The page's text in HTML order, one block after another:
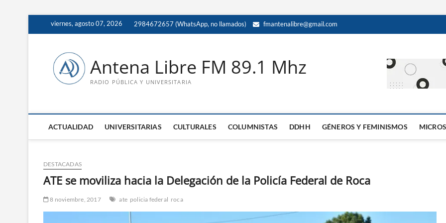
viernes, agosto 07, 2026 2984672657 (WhatsApp, no llamados) fmantenalibre@gmail.com
Antena Libre FM 89.1 Mhz
RADIO PÚBLICA Y UNIVERSITARIA
ACTUALIDAD UNIVERSITARIAS CULTURALES COLUMNISTAS DDHH GÉNEROS Y FEMINISMOS MICROS
DESTACADAS
ATE se moviliza hacia la Delegación de la Policía Federal de Roca
8 noviembre, 2017 ate policia federal roca